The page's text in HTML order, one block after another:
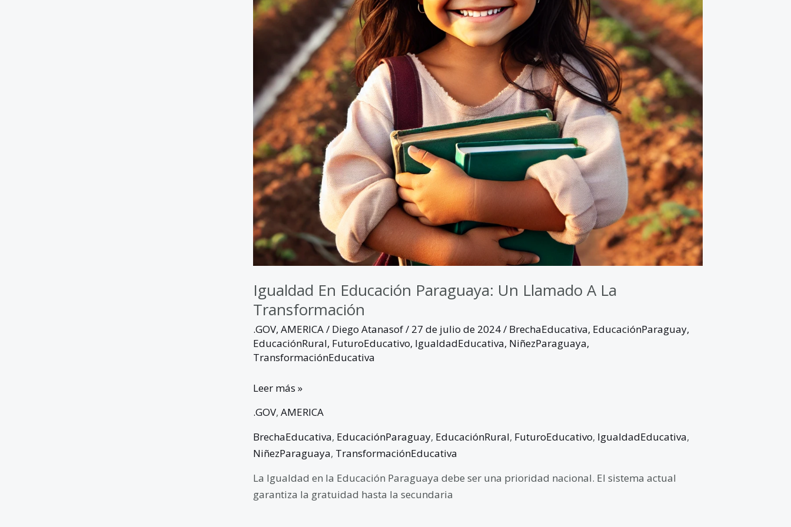
Igualdad En Educación Paraguaya: Un Llamado A La
Transformación
.GOV, AMERICA/ Diego Atanasof/ 27 de julio de 2024/ BrechaEducativa, EducaciónParaguay,
EducaciónRural, FuturoEducativo, IgualdadEducativa, NiñezParaguaya,
TransformaciónEducativa
Leer más »
.GOV, AMERICA
BrechaEducativa, EducaciónParaguay, EducaciónRural, FuturoEducativo, IgualdadEducativa,
NiñezParaguaya, TransformaciónEducativa
La Igualdad en la Educación Paraguaya debe ser una prioridad nacional. El sistema actual
garantiza la gratuidad hasta la secundaria